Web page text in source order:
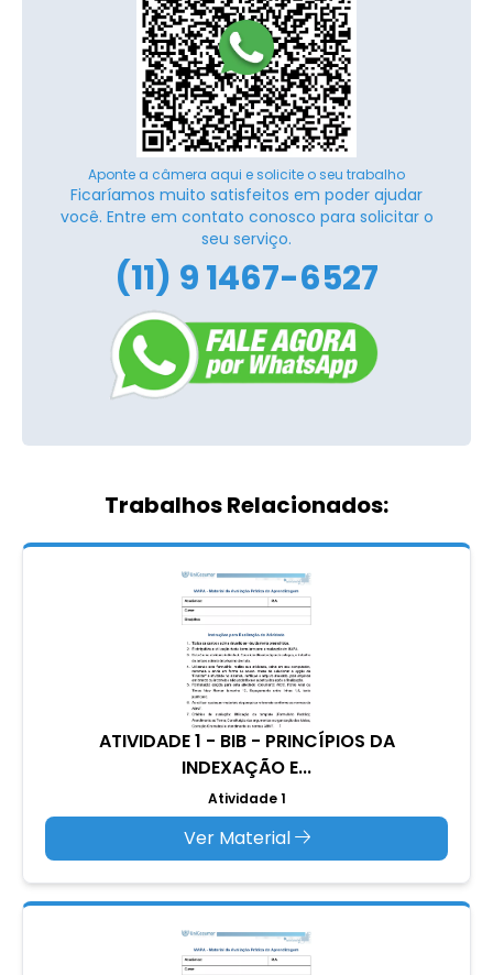
Aponte a câmera aqui e solicite o seu trabalho
Ficaríamos muito satisfeitos em poder ajudar
você. Entre em contato conosco para solicitar o
seu serviço.
(11) 9 1467-6527
Trabalhos Relacionados:
ATIVIDADE 1 - BIB - PRINCÍPIOS DA
INDEXAÇÃO E...
Atividade 1
Ver Material